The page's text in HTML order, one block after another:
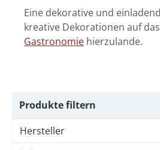
Eine dekorative und
kreative Dekorationen auf
Gastronomie hierzulande.
Produkte filtern
Hersteller